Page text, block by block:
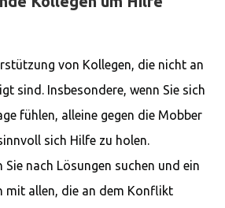
von Kollegen, die nicht an
sind. Insbesondere, wenn Sie sich
fühlen, alleine gegen die Mobber
sich Hilfe zu holen.
Sie nach Lösungen suchen und ein
mit allen, die an dem Konflikt